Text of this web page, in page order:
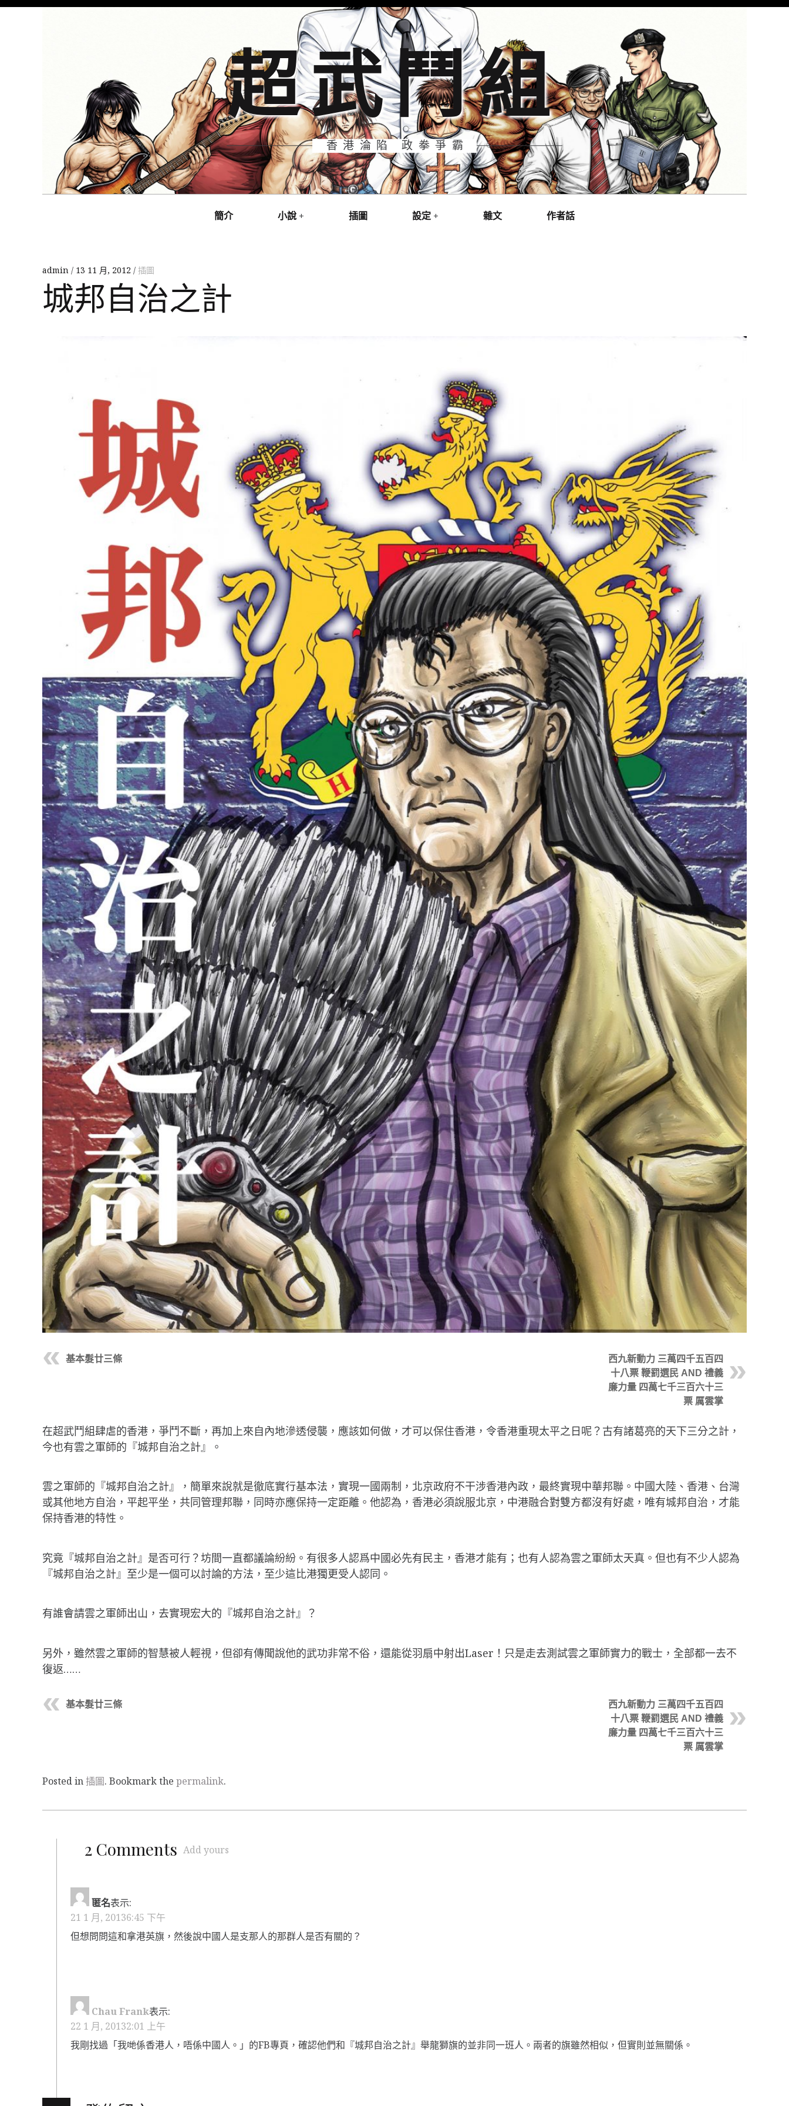
超武鬥組
香港淪陷 政拳爭霸
簡介 小說 插圖 設定 雜文 作者話
admin 13 11 月, 2012 插圖
城邦自治之計
基本髮廿三條
西九新動力 三萬四千五百四
十八票 鞭罰選民 AND 禮義
廉力量 四萬七千三百六十三
票 厲雲掌
在超武鬥組肆虐的香港，爭鬥不斷，再加上來自內地滲透侵襲，應該如何做，才可以保住香港，令香港重現太平之日呢？古有諸葛亮的天下三分之計，
今也有雲之軍師的『城邦自治之計』。
雲之軍師的『城邦自治之計』，簡單來說就是徹底實行基本法，實現一國兩制，北京政府不干涉香港內政，最終實現中華邦聯。中國大陸、香港、台灣
或其他地方自治，平起平坐，共同管理邦聯，同時亦應保持一定距離。他認為，香港必須說服北京，中港融合對雙方都沒有好處，唯有城邦自治，才能
保持香港的特性。
究竟『城邦自治之計』是否可行？坊間一直都議論紛紛。有很多人認爲中國必先有民主，香港才能有；也有人認為雲之軍師太天真。但也有不少人認為
『城邦自治之計』至少是一個可以討論的方法，至少這比港獨更受人認同。
有誰會請雲之軍師出山，去實現宏大的『城邦自治之計』？
另外，雖然雲之軍師的智慧被人輕視，但卻有傳聞說他的武功非常不俗，還能從羽扇中射出Laser！只是走去測試雲之軍師實力的戰士，全部都一去不
復返……
基本髮廿三條
西九新動力 三萬四千五百四
十八票 鞭罰選民 AND 禮義
廉力量 四萬七千三百六十三
票 厲雲掌
Posted in插圖. Bookmark the permalink.
2 Comments Add yours
匿名表示:
21 1 月, 20136:45 下午
但想問問這和拿港英旗，然後說中國人是支那人的那群人是否有關的？
Chau Frank表示:
22 1 月, 20132:01 上午
我剛找過「我哋係香港人，唔係中國人。」的FB專頁，確認他們和『城邦自治之計』舉龍獅旗的並非同一班人。兩者的旗雖然相似，但實則並無關係。